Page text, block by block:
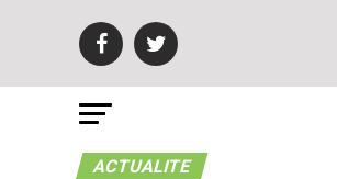
ACTUALITE